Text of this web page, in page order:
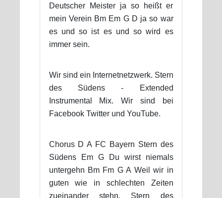
Deutscher Meister ja so heißt er
mein Verein Bm Em G D ja so war
es und so ist es und so wird es
immer sein.
Wir sind ein Internetnetzwerk. Stern
des Südens - Extended
Instrumental Mix. Wir sind bei
Facebook Twitter und YouTube.
Chorus D A FC Bayern Stern des
Südens Em G Du wirst niemals
untergehn Bm Fm G A Weil wir in
guten wie in schlechten Zeiten
zueinander stehn. Stern des